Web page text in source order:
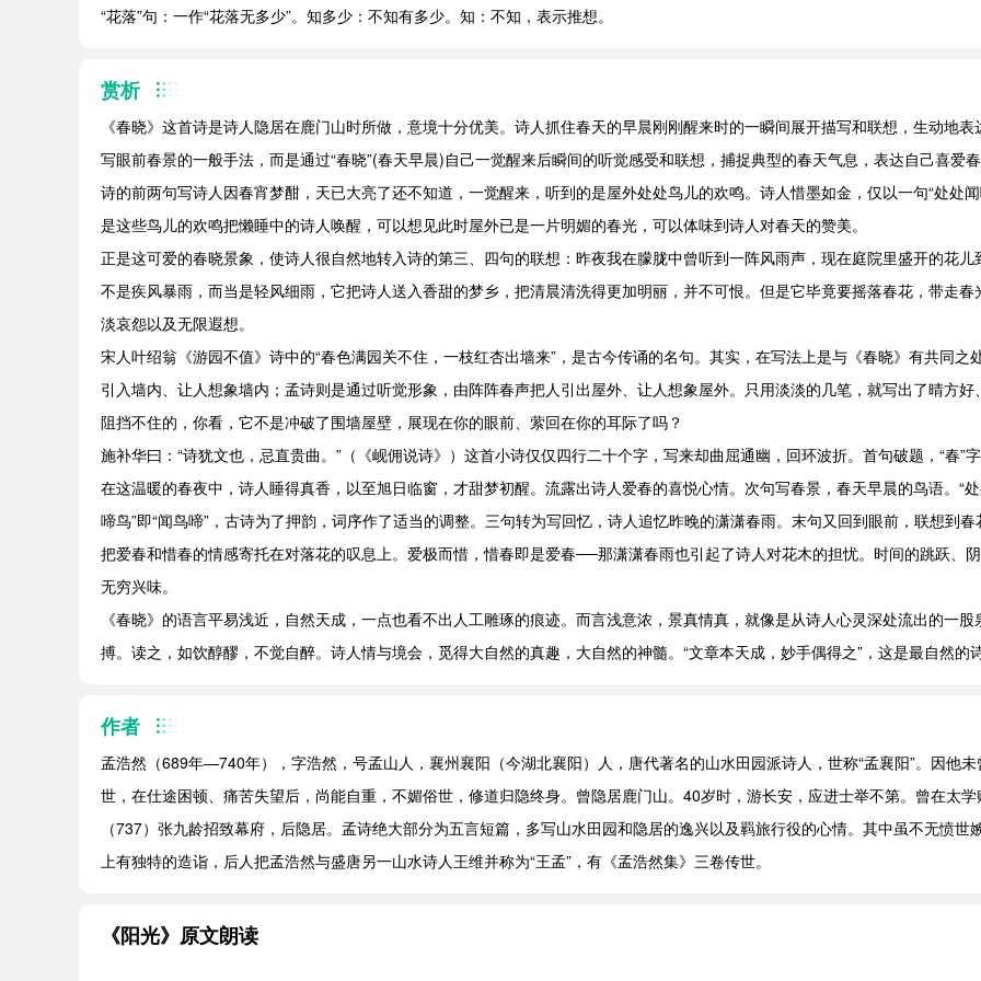
“花落”句：一作“花落无多少”。知多少：不知有多少。知：不知，表示推想。
赏析
《春晓》这首诗是诗人隐居在鹿门山时所做，意境十分优美。诗人抓住春天的早晨刚刚醒来时的一瞬间展开描写和联想，生动地
写眼前春景的一般手法，而是通过“春晓”(春天早晨)自己一觉醒来后瞬间的听觉感受和联想，捕捉典型的春天气息，表达自己喜爱
诗的前两句写诗人因春宵梦酣，天已大亮了还不知道，一觉醒来，听到的是屋外处处鸟儿的欢鸣。诗人惜墨如金，仅以一句“处处
是这些鸟儿的欢鸣把懒睡中的诗人唤醒，可以想见此时屋外已是一片明媚的春光，可以体味到诗人对春天的赞美。
正是这可爱的春晓景象，使诗人很自然地转入诗的第三、四句的联想：昨夜我在朦胧中曾听到一阵风雨声，现在庭院里盛开的花
不是疾风暴雨，而当是轻风细雨，它把诗人送入香甜的梦乡，把清晨清洗得更加明丽，并不可恨。但是它毕竟要摇落春花，带走
淡哀怨以及无限遐想。
宋人叶绍翁《游园不值》诗中的“春色满园关不住，一枝红杏出墙来”，是古今传诵的名句。其实，在写法上是与《春晓》有共同
引入墙内、让人想象墙内；孟诗则是通过听觉形象，由阵阵春声把人引出屋外、让人想象屋外。只用淡淡的几笔，就写出了晴方
阻挡不住的，你看，它不是冲破了围墙屋壁，展现在你的眼前、萦回在你的耳际了吗？
施补华曰：“诗犹文也，忌直贵曲。”（《岘佣说诗》）这首小诗仅仅四行二十个字，写来却曲屈通幽，回环波折。首句破题，“春”
在这温暖的春夜中，诗人睡得真香，以至旭日临窗，才甜梦初醒。流露出诗人爱春的喜悦心情。次句写春景，春天早晨的鸟语。“
啼鸟”即“闻鸟啼”，古诗为了押韵，词序作了适当的调整。三句转为写回忆，诗人追忆昨晚的潇潇春雨。末句又回到眼前，联想到
把爱春和惜春的情感寄托在对落花的叹息上。爱极而惜，惜春即是爱春──那潇潇春雨也引起了诗人对花木的担忧。时间的跳跃、
无穷兴味。
《春晓》的语言平易浅近，自然天成，一点也看不出人工雕琢的痕迹。而言浅意浓，景真情真，就像是从诗人心灵深处流出的一
搏。读之，如饮醇醪，不觉自醉。诗人情与境会，觅得大自然的真趣，大自然的神髓。“文章本天成，妙手偶得之”，这是最自然的
作者
孟浩然（689年—740年），字浩然，号孟山人，襄州襄阳（今湖北襄阳）人，唐代著名的山水田园派诗人，世称“孟襄阳”。因他
世，在仕途困顿、痛苦失望后，尚能自重，不媚俗世，修道归隐终身。曾隐居鹿门山。40岁时，游长安，应进士举不第。曾在太
（737）张九龄招致幕府，后隐居。孟诗绝大部分为五言短篇，多写山水田园和隐居的逸兴以及羁旅行役的心情。其中虽不无愤
上有独特的造诣，后人把孟浩然与盛唐另一山水诗人王维并称为“王孟”，有《孟浩然集》三卷传世。
《阳光》原文朗读